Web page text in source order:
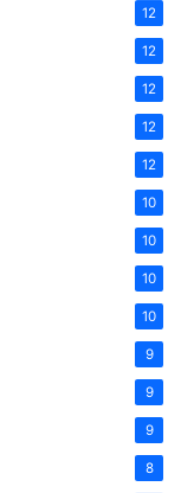
12
12
12
12
12
10
10
10
10
9
9
9
8